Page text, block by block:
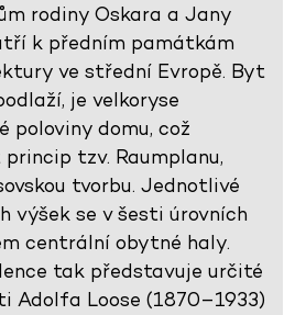
rodiny Oskara a Jany
k předním památkám
ve střední Evropě. Byt
je velkoryse
poloviny domu, což
tzv. Raumplanu,
tvorbu. Jednotlivé
výšek se v šesti úrovních
centrální obytné haly.
tak představuje určité
Adolfa Loose (1870–1933)